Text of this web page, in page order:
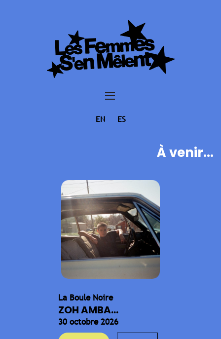
EN ES
À venir...
La Boule Noire
ZOH AMBA...
30 octobre 2026